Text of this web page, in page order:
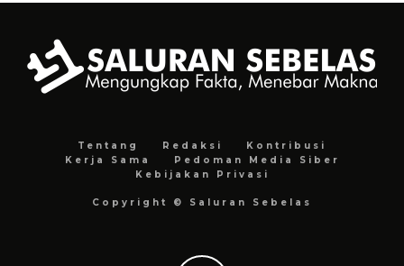
Tentang Redaksi
Kontribusi
Kerja Sama
Pedoman Media Siber
Kebijakan Privasi
Copyright © Saluran Sebelas